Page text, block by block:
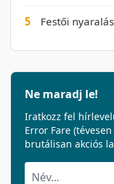
5 Festői
Ne maradj le!
Iratkozz fel
Error Fare
brutálisan akciós